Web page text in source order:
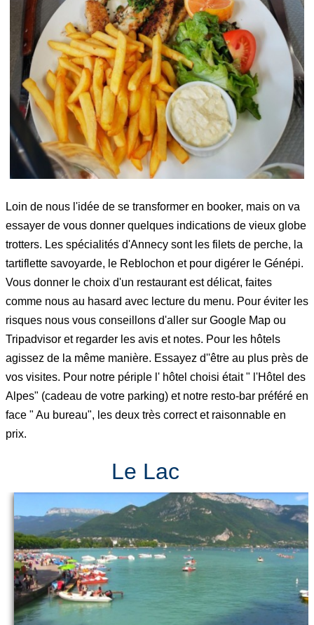
Loin de nous l'idée de se transformer en booker, mais on va
essayer de vous donner quelques indications de vieux globe
trotters. Les spécialités d'Annecy sont les filets de perche, la
tartiflette savoyarde, le Reblochon et pour digérer le Génépi.
Vous donner le choix d'un restaurant est délicat, faites
comme nous au hasard avec lecture du menu. Pour éviter les
risques nous vous conseillons d'aller sur Google Map ou
Tripadvisor et regarder les avis et notes. Pour les hôtels
agissez de la même manière. Essayez d''être au plus près de
vos visites. Pour notre périple l' hôtel choisi était " l'Hôtel des
Alpes" (cadeau de votre parking) et notre resto-bar préféré en
face " Au bureau", les deux très correct et raisonnable en
prix.
Le Lac